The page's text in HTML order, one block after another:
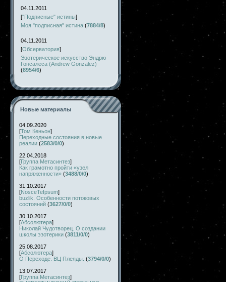
04.11.2011
["Подписные" истины]
Моя "подписная" истина (7884/8)
04.11.2011
[Обсерватория]
Эзотерическое искусство Эндрю
Гонсалеса (Andrew Gonzalez)
(8954/6)
Новые материалы
04.09.2020
[Том Кеньон]
Переходные состояния в новые
реалии (2583/0/0)
22.04.2018
[Группа Метасинтез]
Как грамотно пройти «узел
напряженности» (3488/0/0)
31.10.2017
[NosceTeIpsum]
buzlik. Особенности потоковых
состояний (3627/0/0)
30.10.2017
[Абсолютера]
Николай Чудотворец. О создании
школы эзотерики (3811/0/0)
25.08.2017
[Абсолютера]
О Переходе. ВЦ Плеяды. (3794/0/0)
13.07.2017
[Группа Метасинтез]